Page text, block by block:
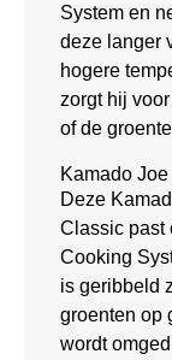
System en
deze langer
hogere
zorgt hij
of de
Kamado
Deze
Classic past
Cooking
is geribbeld
groenten op
wordt